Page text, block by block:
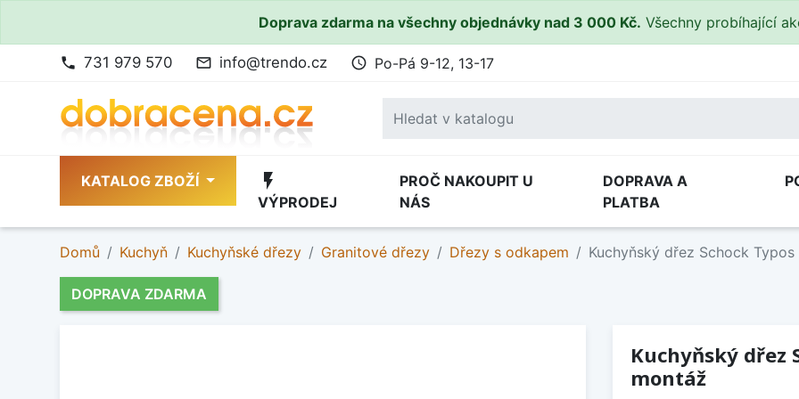
Doprava zdarma na všechny objednávky nad 3 000 Kč. Všechny probíhající
phone 731 979 570 mail_outline info@trendo.cz access_time Po-Pá 9-12, 13-17
KATALOG ZBOŽÍ flash_on
VÝPRODEJ
PROČ NAKOUPIT U
NÁS
DOPRAVA A
PLATBA
Domů Kuchyň Kuchyňské dřezy Granitové dřezy Dřezy s odkapem Kuchyňský dřez Schock
DOPRAVA ZDARMA
Kuchyňský dřez
montáž